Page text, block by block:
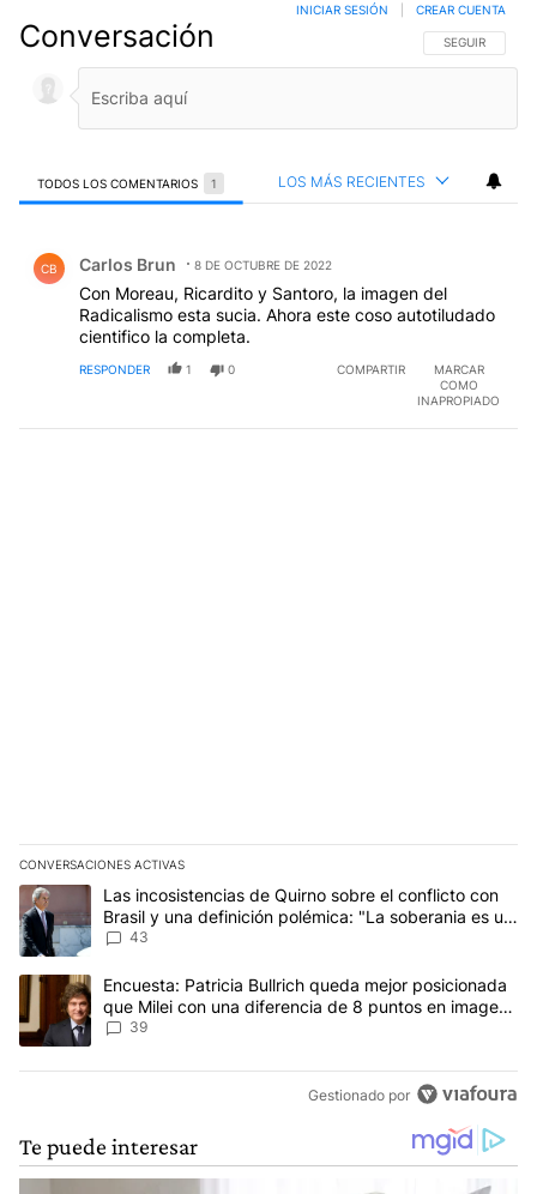
Conversación SIGA ESTA
SEGUIR
INICIAR SESIÓN CREAR CUENTA
TODOS LOS COMENTARIOS 1 LOS MÁS RECIENTES
CB Carlos Brun 8 DE OCTUBRE DE 2022
Con Moreau, Ricardito y Santoro, la imagen del
Radicalismo esta sucia. Ahora este coso autotiludado
cientifico la completa.
RESPONDER 1 0 COMPARTIR
MARCAR
COMO
INAPROPIADO
CONVERSACIONES ACTIVAS
Este listado muestra los artículos con más comentarios en los
Un artículo de tendencia con el título "Las incosistencias de
Las incosistencias de Quirno sobre el conflicto con
Brasil y una definición polémica: "La soberania es un
concepto antiguo"
43
Un artículo de tendencia con el título "Encuesta: Patricia
Encuesta: Patricia Bullrich queda mejor posicionada
que Milei con una diferencia de 8 puntos en imagen
negativa
39
Gestionado por